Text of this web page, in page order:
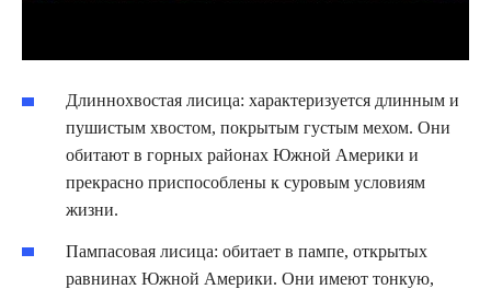
Длиннохвостая лисица: характеризуется длинным и
пушистым хвостом, покрытым густым мехом. Они
обитают в горных районах Южной Америки и
прекрасно приспособлены к суровым условиям
жизни.
Пампасовая лисица: обитает в пампе, открытых
равнинах Южной Америки. Они имеют тонкую,